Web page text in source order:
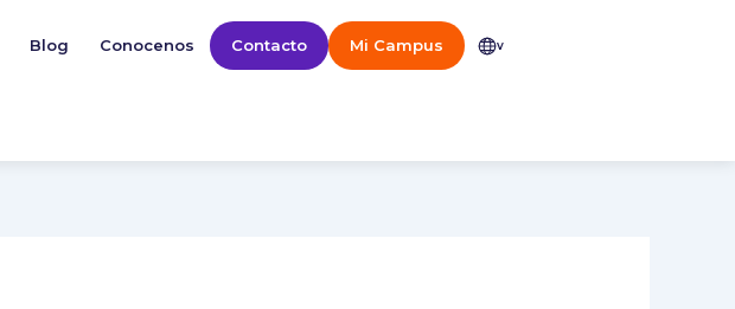
Blog Conocenos Contacto Mi Campus v